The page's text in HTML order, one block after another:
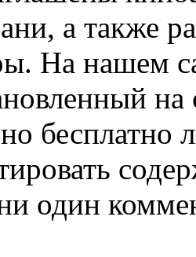
а также
На нашем
один